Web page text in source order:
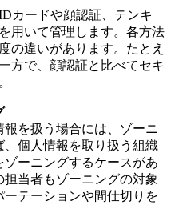
カードや顔認証、テンキ
用いて管理します。各方法
の違いがあります。たとえ
方で、顔認証と比べてセキ
を扱う場合には、ゾーニ
個人情報を取り扱う組織
ーニングするケースがあ
当者もゾーニングの対象
テーションや間仕切りを